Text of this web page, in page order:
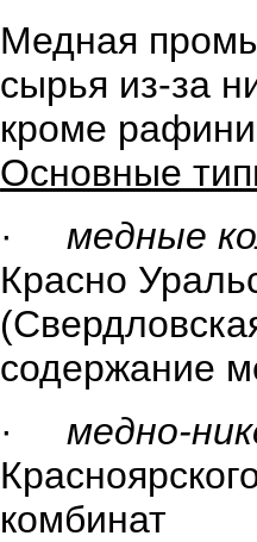
Медная
сырья из-за
кроме
Основные
· медные
Красно
содержание
· медно-
комбинат